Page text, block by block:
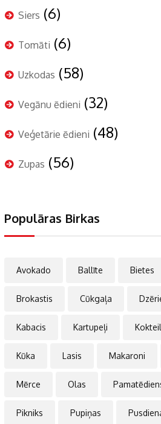
Siers (6)
Tomāti (6)
Uzkodas (58)
Vegānu ēdieni (32)
Veģetārie ēdieni (48)
Zupas (56)
Populāras Birkas
Avokado Ballīte Bietes
Brokastis Cūkgaļa
Kabacis Kartupeļi
Kūka Lasis Makaroni
Mērce Olas
Pikniks Pupiņas